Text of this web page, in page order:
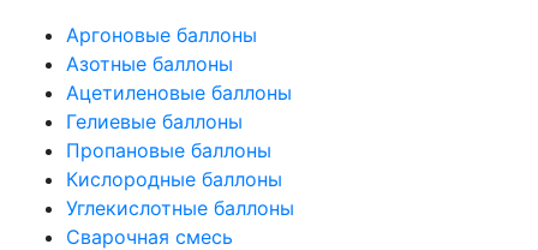
Аргоновые баллоны
Азотные баллоны
Ацетиленовые баллоны
Гелиевые баллоны
Пропановые баллоны
Кислородные баллоны
Углекислотные баллоны
Сварочная смесь